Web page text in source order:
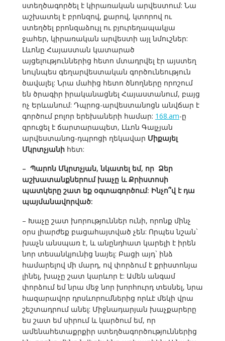
ստեղծագործել է կիրառական արվեստում: Նա
աշխատել է բրոնզով, քարով, կտորով ու
ստեղծել բրոնզաձույլ ու բյուրեղապակյա
ջահեր, կիրառական արվեստի այլ նմուշներ:
Լևոնը Հայաստան կատարած
այցելություններից հետո մտադրվել էր այստեղ
նույնպես գեղարվեստական գործունեություն
ծավալել: Նրա մահից հետո ծնողները որոշում
են ծրագիր իրականացնել Հայաստանում, բայց
ոչ Երևանում: Դպրոց-արվեստանոցն անվճար է
գործում բոլոր երեխաների համար: 168.am-ը
զրուցել է ճարտարապետ, Լևոն Գալչյան
արվեստանոց-դպրոցի ղեկավար Միքայել
Մկրտչյանիհետ:
– Պարոն Մկրտչյան, նկատել եմ, որ Ձեր
աշխատանքներում խաչը և Քրիստոսի
պատկերը շատ եք օգտագործում: Ինչո՞վ է դա
պայմանավորված:
– Խաչը շատ խորություններ ունի, որոնք մինչ
օրս լիարժեք բացահայտված չեն: Որպես նշան`
խաչն անսպառ է, և անընդհատ կարելի է իրեն
նոր տեսանկյունից նայել: Բացի այդ` ինձ
համարելով մի մարդ, ով փորձում է քրիստոնյա
լինել, խաչը շատ կարևոր է: Ամեն անգամ
փորձում եմ նրա մեջ նոր խորհուրդ տեսնել, նրա
հազարավոր դրսևորումներից որևէ մեկի վրա
շեշտադրում անել: Միջնադարյան խաչքարերը
ես շատ եմ սիրում և կարծում եմ, որ
ամենահետաքրքիր ստեղծագործություններից